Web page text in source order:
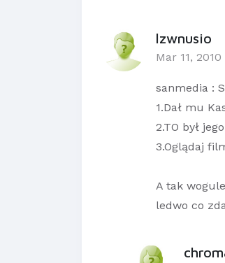
lzwnusio
Mar 11, 2010
sanmedia :
1.Dał mu
2.TO był
3.Oglądaj
A tak
ledwo co